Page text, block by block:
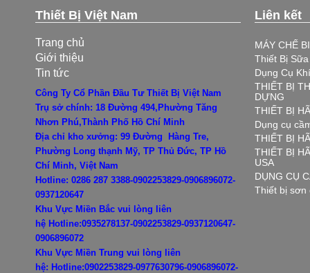
Thiết Bị Việt Nam
Trang chủ
Giới thiệu
Tin tức
Công Ty Cổ Phần Đầu Tư Thiết Bị Việt Nam
Trụ sở chính: 18 Đường 494,Phường Tăng
Nhơn Phú,Thành Phố Hồ Chí Minh
Địa chỉ kho xưởng: 99 Đường Hàng Tre,
Phường Long thạnh Mỹ, TP Thủ Đức, TP Hồ
Chí Minh, Việt Nam
Hotline: 0286 287 3388-0902253829-0906896072-
0937120647
Khu Vực Miền Bắc vui lòng liên
hệ Hotline:0935278137-0902253829-0937120647-
0906896072
Khu Vực Miền Trung vui lòng liên
hệ: Hotline:0902253829-0977630796-0906896072-
Liên kết
MÁY CHẾ
Thiết Bị
Dụng Cụ
THIẾT BỊ
DỰNG
THIẾT BỊ
Dụng cụ
THIẾT BỊ
THIẾT BỊ
USA
DỤNG CỤ
Thiết bị sơn